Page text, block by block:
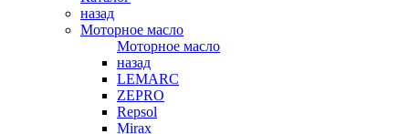
назад
Моторное масло
Моторное масло
назад
LEMARC
ZEPRO
Repsol
Mirax